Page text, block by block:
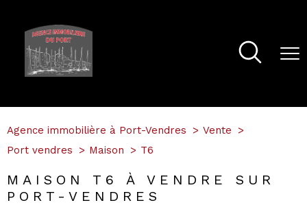
Agence immobilière à Port-Vendres
Vente
Port vendres
Maison T6
MAISON T6 À VENDRE SUR
PORT-VENDRES